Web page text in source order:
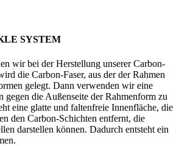
SYSTEM
wir bei der Herstellung unserer Carbon-
die Carbon-Faser, aus der der Rahmen
gelegt. Dann verwenden wir eine
gegen die Außenseite der Rahmenform zu
eine glatte und faltenfreie Innenfläche, die
den Carbon-Schichten entfernt, die
darstellen können. Dadurch entsteht ein